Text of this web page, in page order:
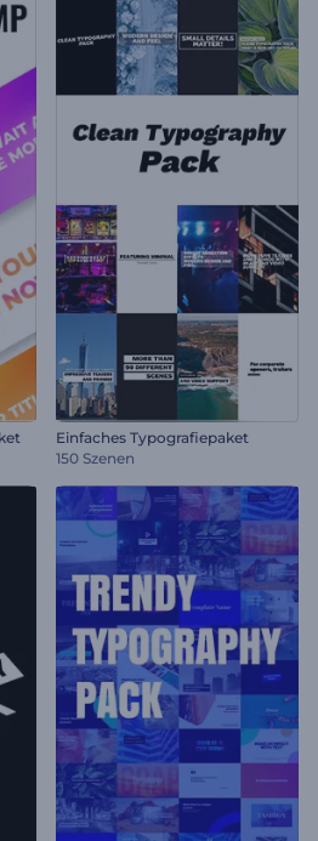
Einfaches Typografiepaket
150 Szenen